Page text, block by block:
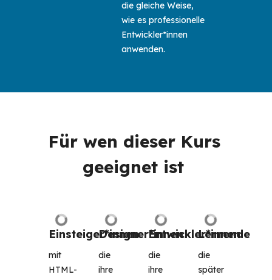
die gleiche Weise,
wie es professionelle
Entwickler*innen
anwenden.
Für wen dieser Kurs
geeignet ist
Einsteiger*innen
mit
HTML-
Designer*innen
die
ihre
Entwickler*innen
die
ihre
Lernende
die
später